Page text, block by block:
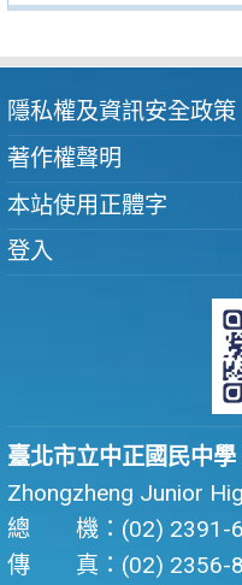
隱私權及資訊安全政策
著作權聲明
本站使用正體字
登入
臺北市立中正國民中學
Zhongzheng Junior
總 機：(02) 2391-
傳 真：(02) 2356-